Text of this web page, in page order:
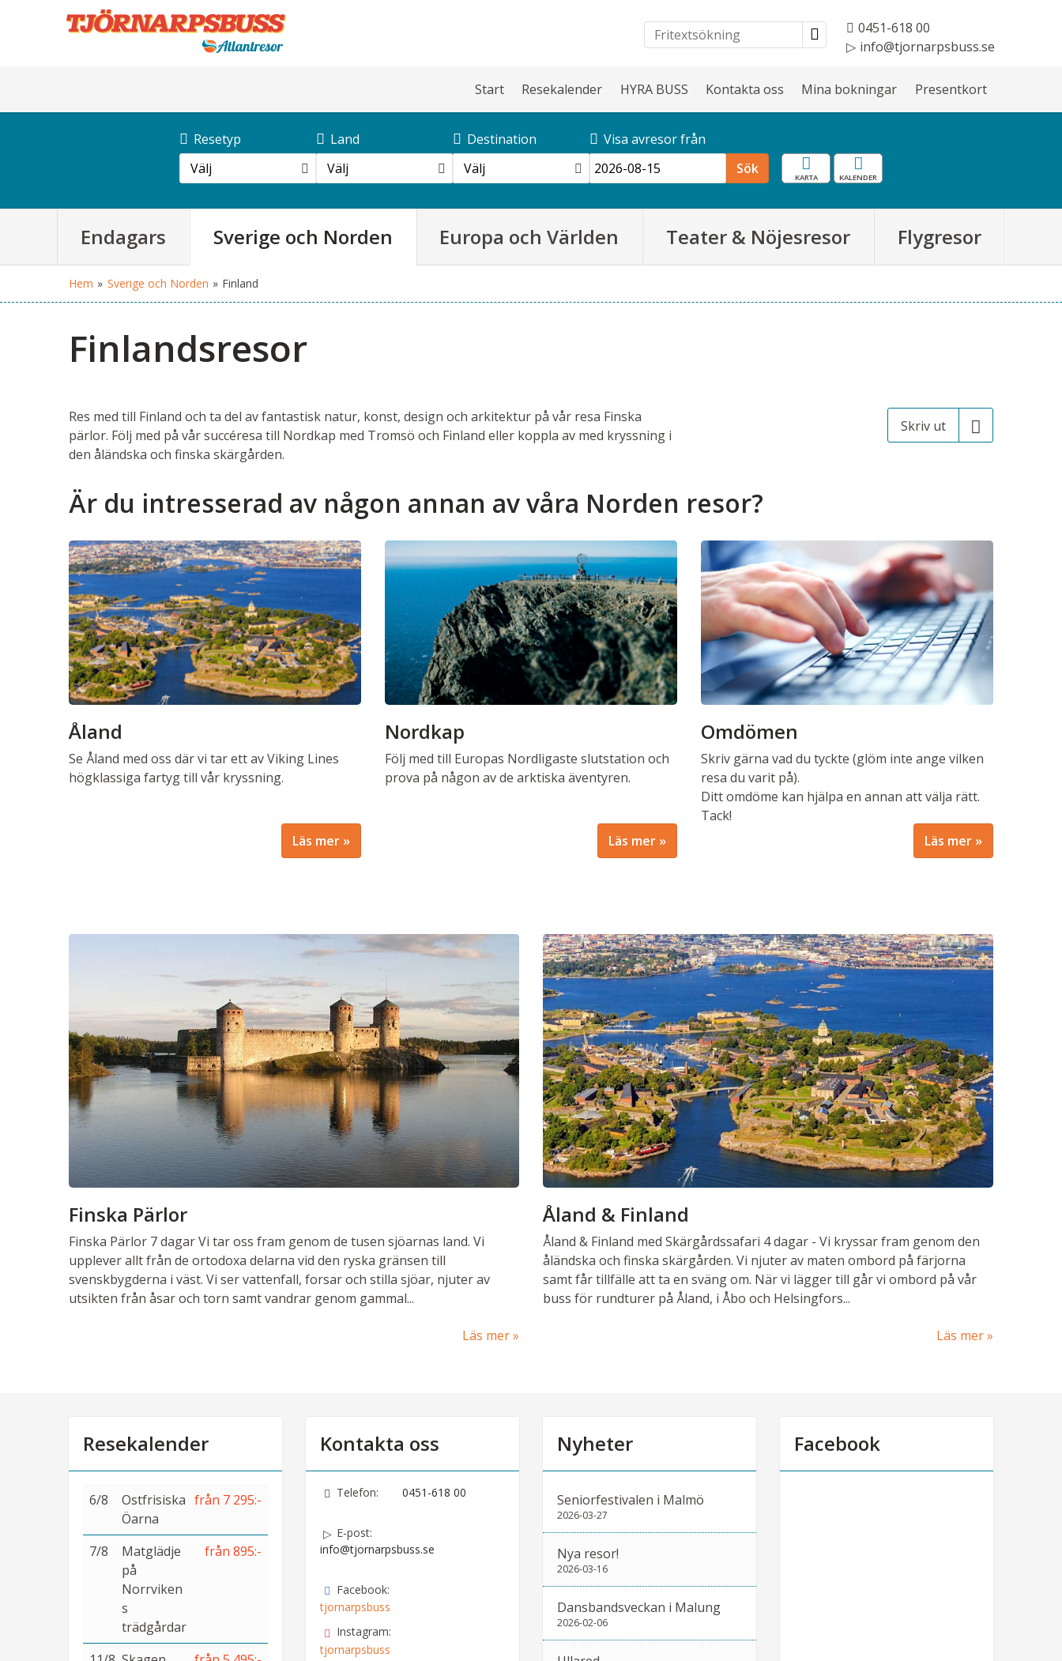
0451-618 00
info@tjornarpsbuss.se
Start Resekalender HYRA BUSS Kontakta oss Mina bokningar Presentkort
Resetyp
Välj
Land
Välj
Destination
Välj
Visa avresor från
Sök
KartaResekalender
Endagars Sverige och Norden Europa och Världen Teater & Nöjesresor Flygresor
Hem » Sverige och Norden » Finland
Finlandsresor
Res med till Finland och ta del av fantastisk natur, konst, design och arkitektur på vår resa Finska
pärlor. Följ med på vår succéresa till Nordkap med Tromsö och Finland eller koppla av med kryssning i
den åländska och finska skärgården.
Skriv ut
Är du intresserad av någon annan av våra Norden resor?
Åland
Se Åland med oss där vi tar ett av Viking Lines
högklassiga fartyg till vår kryssning.
Läs mer
Nordkap
Följ med till Europas Nordligaste slutstation och
prova på någon av de arktiska äventyren.
Läs mer
Omdömen
Skriv gärna vad du tyckte (glöm inte ange vilken
resa du varit på).
Ditt omdöme kan hjälpa en annan att välja rätt.
Tack!
Läs mer
Finska Pärlor
Finska Pärlor 7 dagarVi tar oss fram genom de tusen sjöarnas land. Vi
upplever allt från de ortodoxa delarna vid den ryska gränsen till
svenskbygderna i väst. Vi ser vattenfall, forsar och stilla sjöar, njuter av
utsikten från åsar och torn samt vandrar genom gammal...
Läs mer
Åland & Finland
Åland & Finland med Skärgårdssafari 4 dagar - Vi kryssar fram genom den
åländska och finska skärgården. Vi njuter av maten ombord på färjorna
samt får tillfälle att ta en sväng om. När vi lägger till går vi ombord på vår
buss för rundturer på Åland, i Åbo och Helsingfors...
Läs mer
Resekalender
6/8
Ostfrisiska
Öarna
från 7 295:-
7/8
Matglädje
på
Norrviken
s
trädgårdar
från 895:-
Kontakta oss
Telefon: 0451-618 00
E-post:
info@tjornarpsbuss.se
Facebook:
tjornarpsbuss
Instagram:
tjornarpsbuss
Nyheter
Seniorfestivalen i Malmö
2026-03-27
Nya resor!
2026-03-16
Dansbandsveckan i Malung
2026-02-06
Facebook